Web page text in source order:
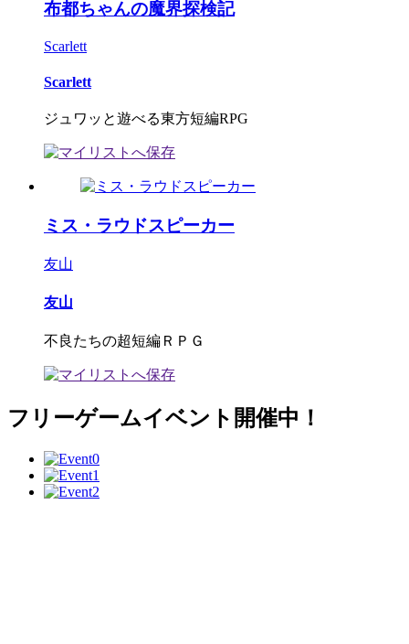
布都ちゃんの魔界探検記
Scarlett
Scarlett
ジュワッと遊べる東方短編RPG
ミス・ラウドスピーカー
友山
友山
不良たちの超短編ＲＰＧ
フリーゲームイベント開催中！